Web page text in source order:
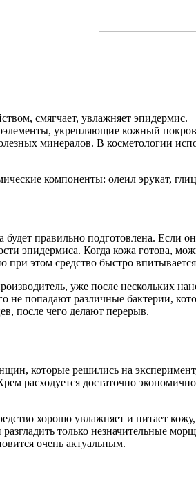
смягчает, увлажняет эпидермис.
укрепляющие кожный
минералов. В косметологии
компоненты: олеил эрукат,
правильно подготовлена. Если
эпидермиса. Когда кожа готова,
этом средство быстро
уже после нескольких
не попадают различные бактерии,
после чего делают перерыв.
которые решились на
расходуется достаточно
хорошо увлажняет и питает
только незначительные
очень актуальным.